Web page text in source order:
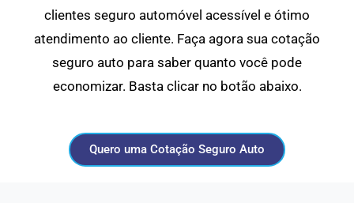
clientes seguro automóvel acessível e ótimo
atendimento ao cliente. Faça agora sua cotação
seguro auto para saber quanto você pode
economizar. Basta clicar no botão abaixo.
Quero uma Cotação Seguro Auto